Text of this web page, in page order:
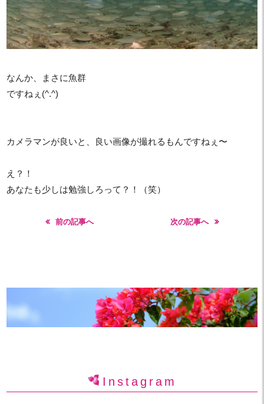
なんか、まさに魚群
ですねぇ(^.^)
カメラマンが良いと、良い画像が撮れるもんですねぇ〜
え？！
あなたも少しは勉強しろって？！（笑）
前の記事へ 次の記事へ
Instagram